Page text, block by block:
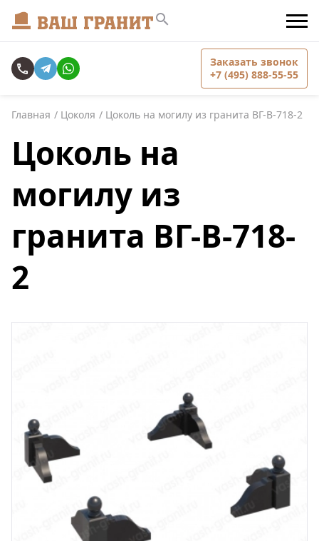
Заказать звонок
+7 (495) 888-55-55
Главная Цоколя Цоколь на могилу из гранита ВГ-В-718-2
Цоколь на
могилу из
гранита ВГ-В-718-
2